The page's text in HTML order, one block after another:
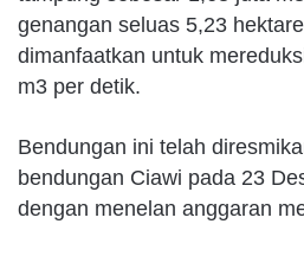
genangan seluas 5,23
dimanfaatkan untuk
m3 per detik.
Bendungan ini telah
bendungan Ciawi pada 23
dengan menelan anggaran